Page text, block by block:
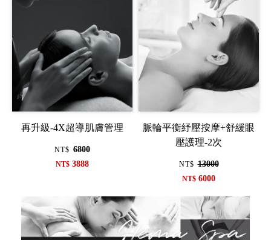
再升級-4X超導肌膚管理
NT$ 6800
NT$ 3888
脈輪平衡紓壓按摩+舒緩眼
壓護理-2次
NT$ 13000
NT$ 6000